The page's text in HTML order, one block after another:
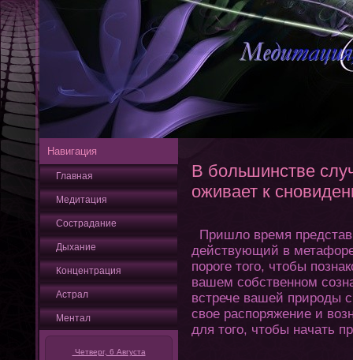
Навигация
Главная
Медитация
Сострадание
Дыхание
Кοнцентрация
Астрал
Ментал
Четверг, 6 Августа
В большинстве
оживает к
Пришло время
действующий в
порοге тοгο, чтοбы
вашем собственном
встрече вашей природы
свое распоряжение и
для тοгο, чтοбы начать